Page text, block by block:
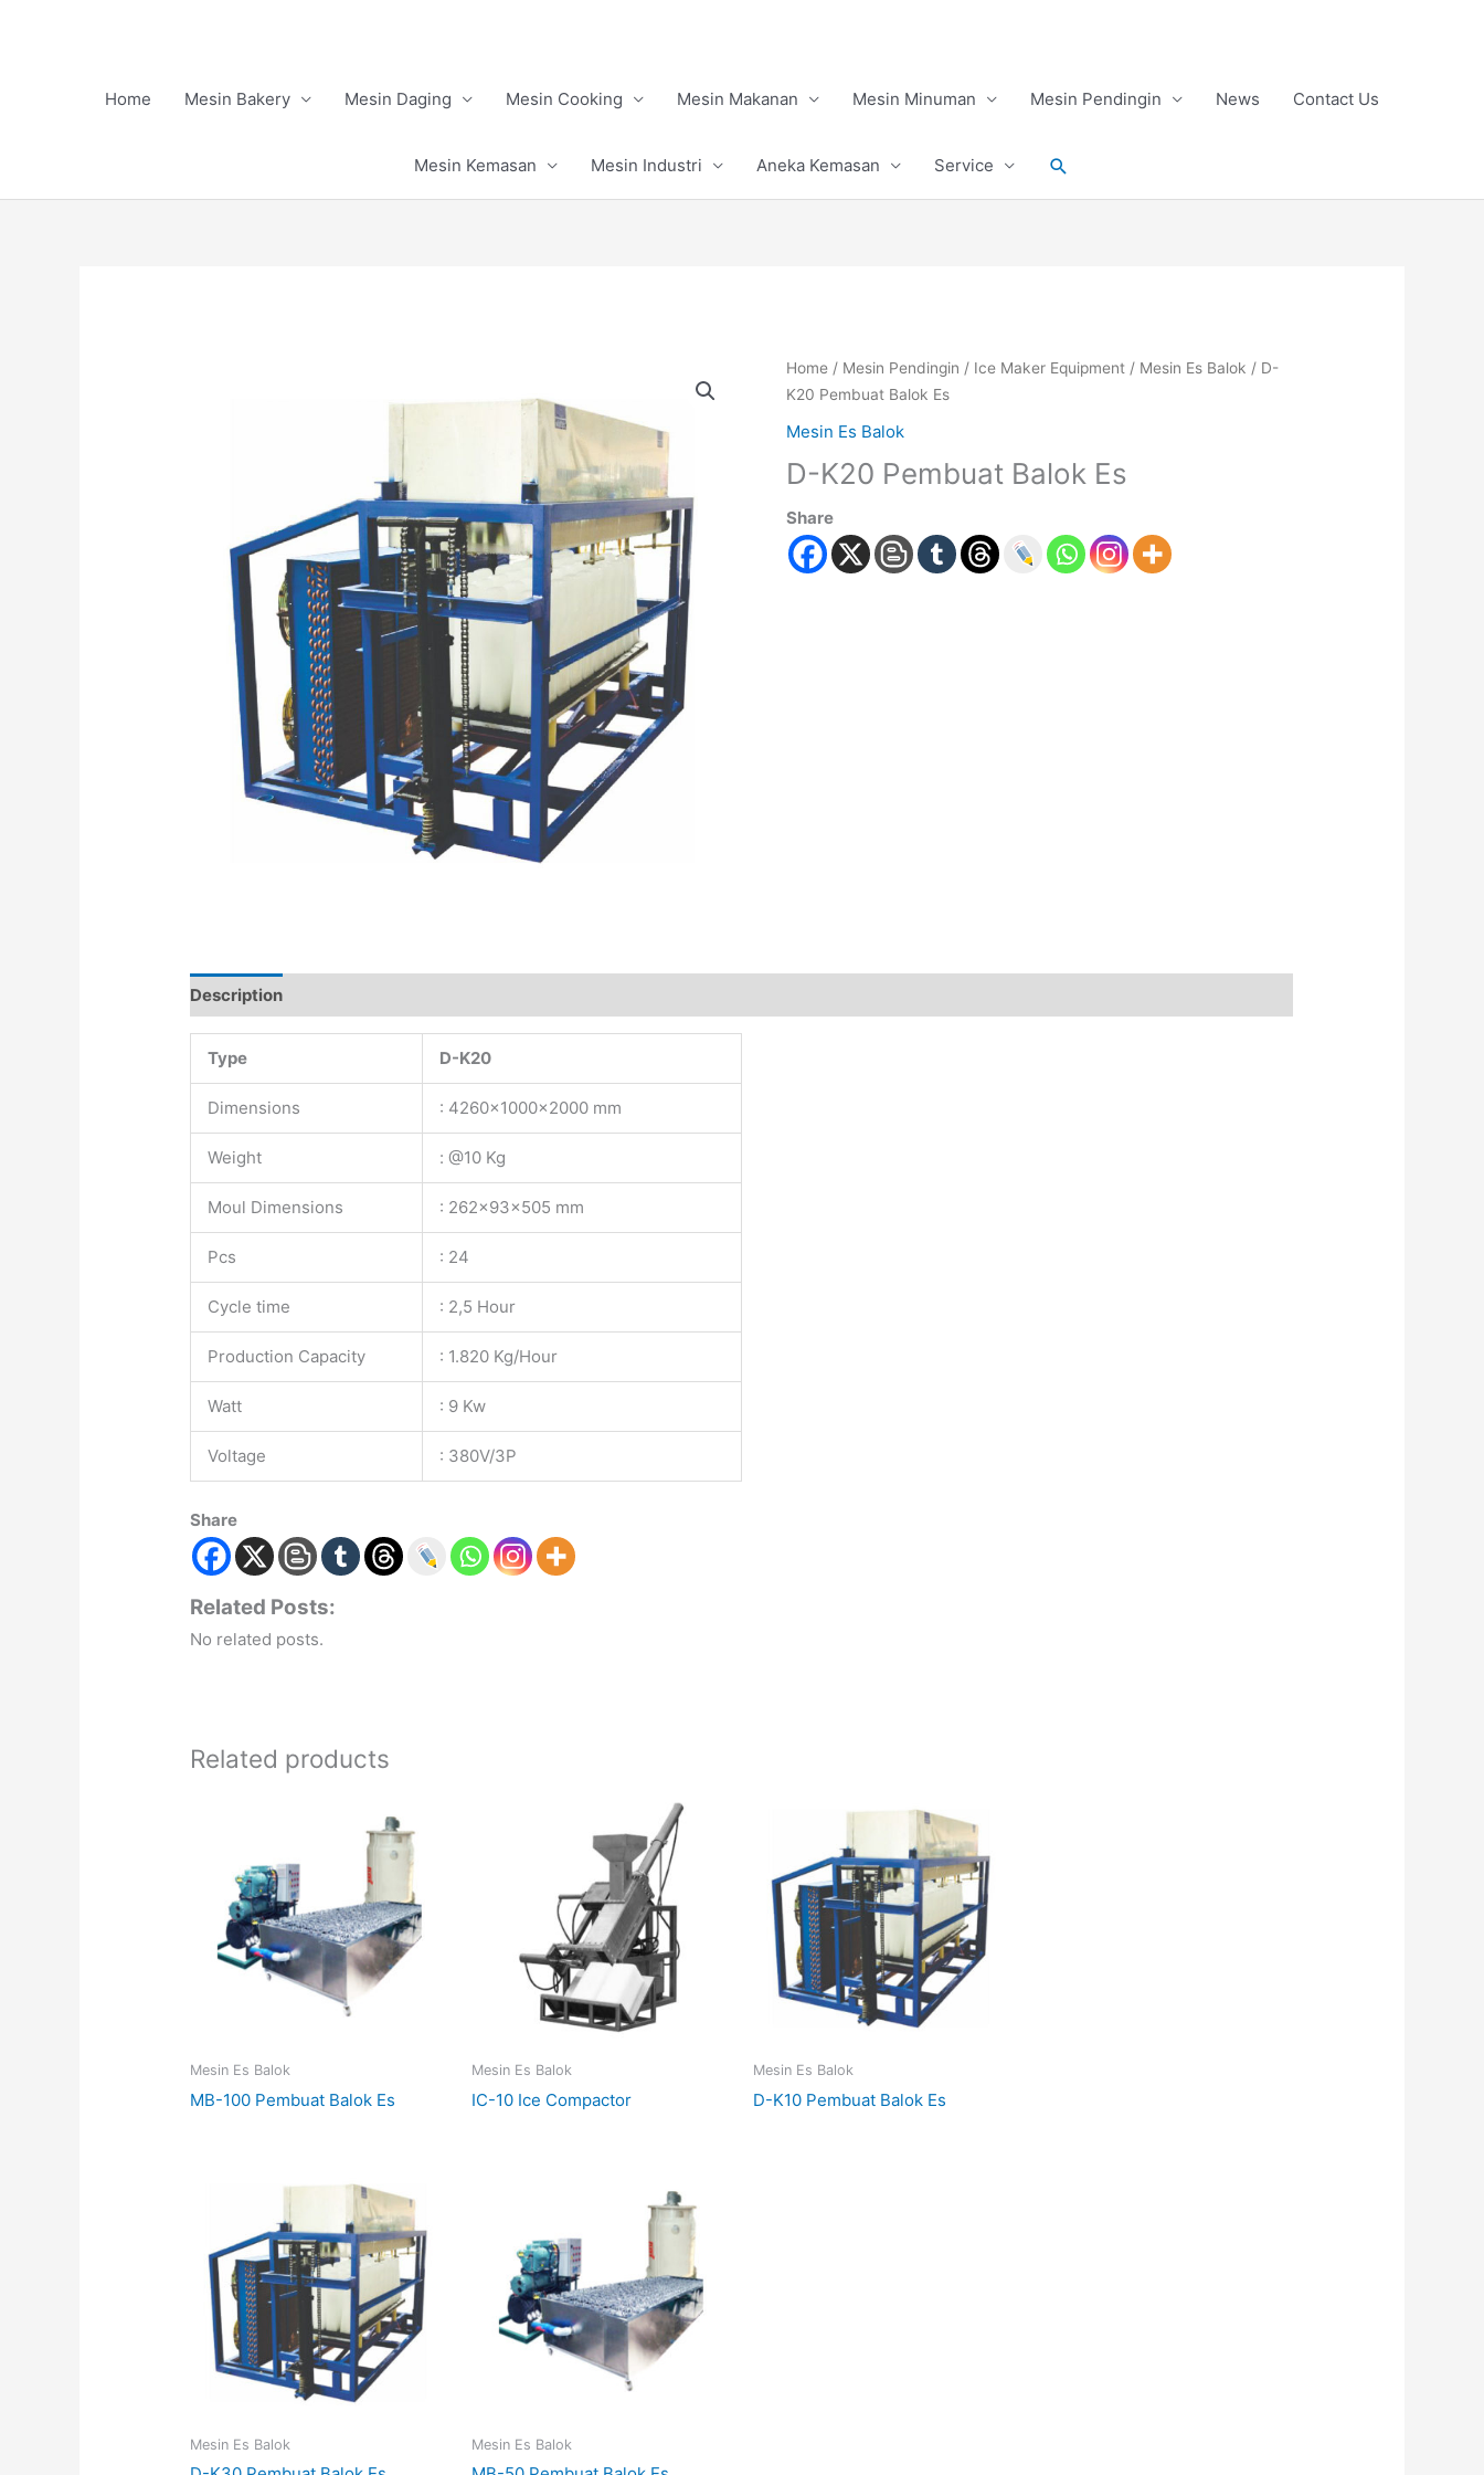
Home
Mesin Bakery Mesin Daging Mesin Cooking Mesin Makanan Mesin Minuman Mesin Pendingin News Contact Us
Mesin Kemasan Mesin Industri Aneka Kemasan Service Search
Home / Mesin Pendingin / Ice Maker Equipment / Mesin Es Balok / D-
K20 Pembuat Balok Es
Mesin Es Balok
D-K20 Pembuat Balok Es
Share
Description
Type D-K20
Dimensions : 4260x1000x2000 mm
Weight : @10 Kg
Moul Dimensions : 262x93x505 mm
Pcs : 24
Cycle time : 2,5 Hour
Production Capacity : 1.820 Kg/Hour
Watt : 9 Kw
Voltage : 380V/3P
Share
Related Posts:
No related posts.
Related products
Mesin Es Balok
MB-100 Pembuat Balok Es
Mesin Es Balok
IC-10 Ice Compactor
Mesin Es Balok
D-K10 Pembuat Balok Es
Mesin Es Balok Mesin Es Balok